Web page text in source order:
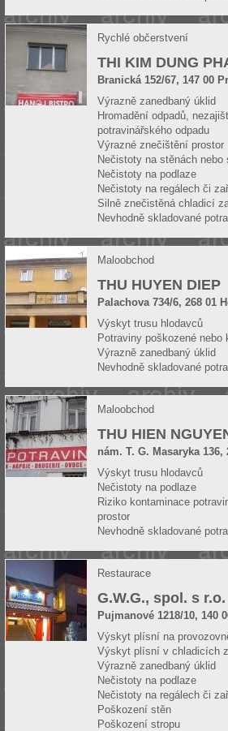
Rychlé občerstvení
THI KIM DUNG
Branická 152/67, 147 00
Výrazně zanedbaný úklid
Hromadění odpadů,
potravinářského odpadu
Výrazné znečištění prostor
Nečistoty na stěnách nebo
Nečistoty na podlaze
Nečistoty na regálech či
Silně znečistěná chladicí
Nevhodně skladované
Maloobchod
THU HUYEN DIEP
Palachova 734/6, 268 01
Výskyt trusu hlodavců
Potraviny poškozené nebo
Výrazně zanedbaný úklid
Nevhodně skladované
Maloobchod
THU HIEN
nám. T. G. Masaryka
Výskyt trusu hlodavců
Nečistoty na podlaze
Riziko kontaminace
prostor
Nevhodně skladované
Restaurace
G.W.G., spol. s r.o.
Pujmanové 1218/10, 140
Výskyt plísní na
Výskyt plísní v chladicích
Výrazně zanedbaný úklid
Nečistoty na podlaze
Nečistoty na regálech či
Poškození stěn
Poškození stropu